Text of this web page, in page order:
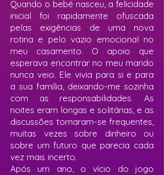
Quando o bebé nasceu, a felicidade
inicial foi rapidamente ofuscada
pelas exigências de uma nova
rotina e pelo vazio emocional no
meu casamento. O apoio que
esperava encontrar no meu marido
nunca veio. Ele vivia para si e para
a sua família, deixando-me sozinha
com as responsabilidades. As
noites eram longas e solitárias, e as
discussões tornaram-se frequentes,
muitas vezes sobre dinheiro ou
sobre um futuro que parecia cada
vez mais incerto.
Após um ano, o vício do jogo